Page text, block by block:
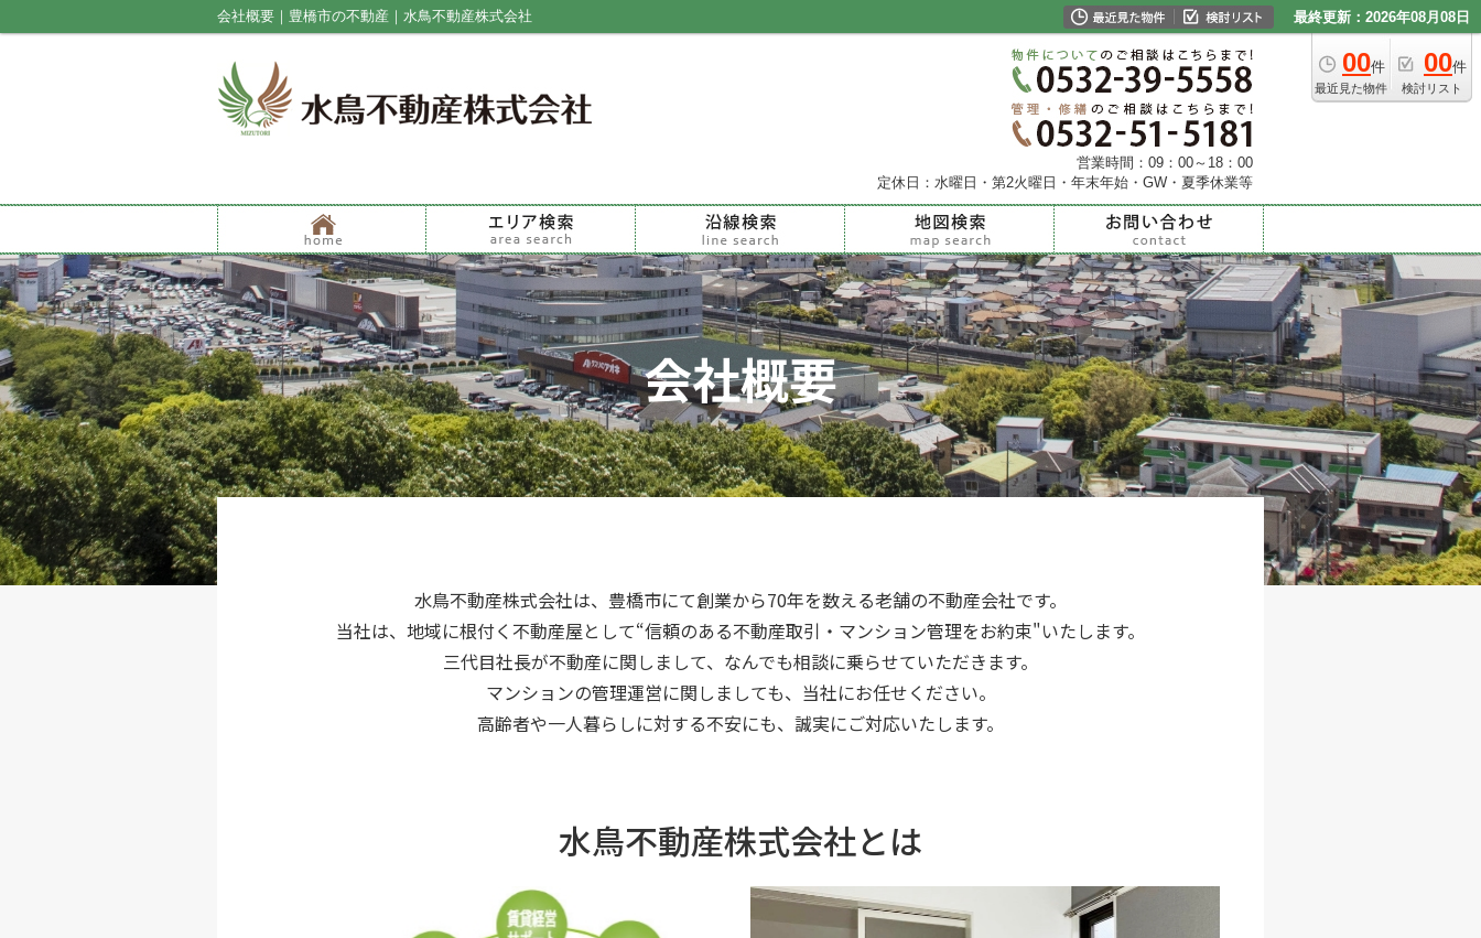
会社概要｜豊橋市の不動産｜水鳥不動産株式会社 最終更新：2026年08月08日
00件
最近見た物件
00件
検討リスト
営業時間：09：00～18：00
定休日：水曜日・第2火曜日・年末年始・GW・夏季休業等
会社概要
水鳥不動産株式会社は、豊橋市にて創業から70年を数える老舗の不動産会社です。
当社は、地域に根付く不動産屋として“信頼のある不動産取引・マンション管理をお約束"いたします。
三代目社長が不動産に関しまして、なんでも相談に乗らせていただきます。
マンションの管理運営に関しましても、当社にお任せください。
高齢者や一人暮らしに対する不安にも、誠実にご対応いたします。
水鳥不動産株式会社とは